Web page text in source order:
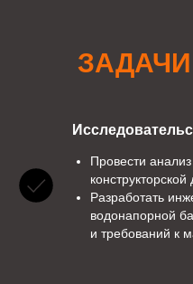
Провести
Разработать
водонапорной
и требований к